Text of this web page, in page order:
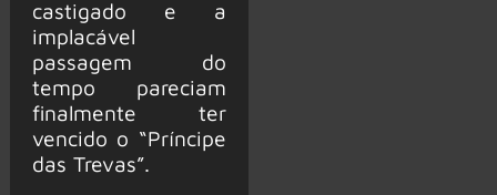
castigado e a
implacável
passagem do
tempo pareciam
finalmente ter
vencido o “Príncipe
das Trevas”.